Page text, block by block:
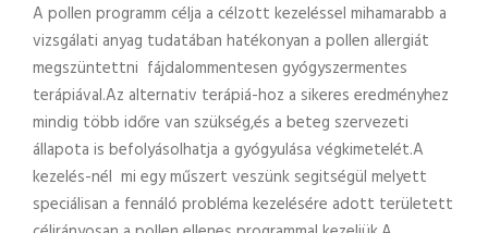
A pollen programm célja a célzott kezeléssel mihamarabb a
vizsgálati anyag tudatában hatékonyan a pollen allergiát
megszüntettni fájdalommentesen gyógyszermentes
terápiával.Az alternativ terápiá-hoz a sikeres eredményhez
mindig több időre van szükség,és a beteg szervezeti
állapota is befolyásolhatja a gyógyulása végkimetelét.A
kezelés-nél mi egy műszert veszünk segitségül melyett
speciálisan a fennáló probléma kezelésére adott területett